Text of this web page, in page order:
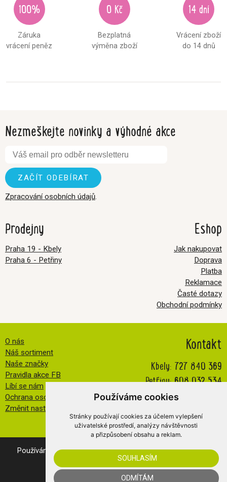
Používáme cookies
Stránky používají cookies za účelem vylepšení
uživatelské prostředí, analýzy návštěvnosti
a přizpůsobení obsahu a reklam.
SOUHLASÍM
ODMÍTÁM
100%
Záruka
vrácení peněz
0 Kč
Bezplatná
výměna zboží
14 dní
Vrácení zboží
do 14 dnů
Nezmeškejte novinky a výhodné akce
Zpracování osobních údajů.
Prodejny
Praha 19 - Kbely
Praha 6 - Petřiny
Kontakt
Kbely: 727 840 369
Petřiny:608 032 534
info@veselatkanicka.cz
Eshop
Jak nakupovat
Doprava
Platba
Reklamace
Časté dotazy
Obchodní podmínky
O nás
Náš sortiment
Naše značky
Pravidla akce FB
Líbí se nám
Ochrana osobních údajů
Změnit nastavení cookies
Používáním našich webovek vyjadřujete souhlas scookies.
© 2019 Veselá Tkanička s.r.o.
WebConsult
- internetový obchod